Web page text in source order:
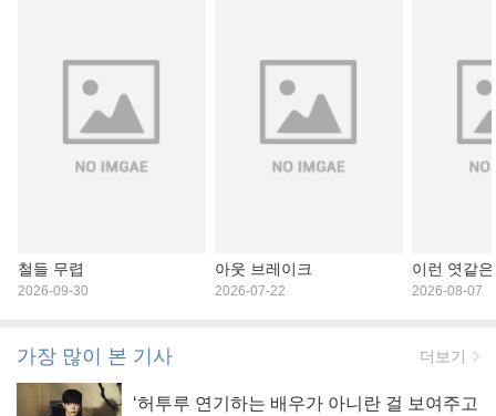
철들 무렵
2026-09-30
아웃 브레이크
2026-07-22
이런 엿같
2026-08-07
가장 많이 본 기사 더보기
‘허투루 연기하는 배우가 아니란 걸 보여주고